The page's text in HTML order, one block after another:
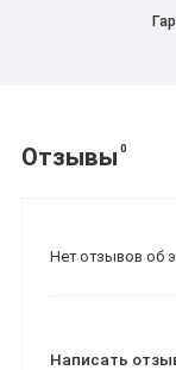
Отзывы 0
Нет отзывов об
Написать